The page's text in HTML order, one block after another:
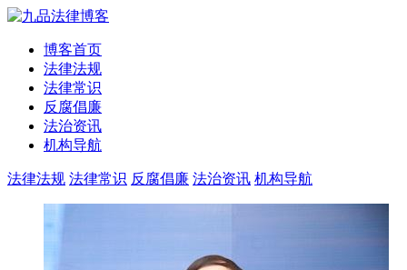
博客首页
法律法规
法律常识
反腐倡廉
法治资讯
机构导航
法律法规 法律常识 反腐倡廉 法治资讯 机构导航